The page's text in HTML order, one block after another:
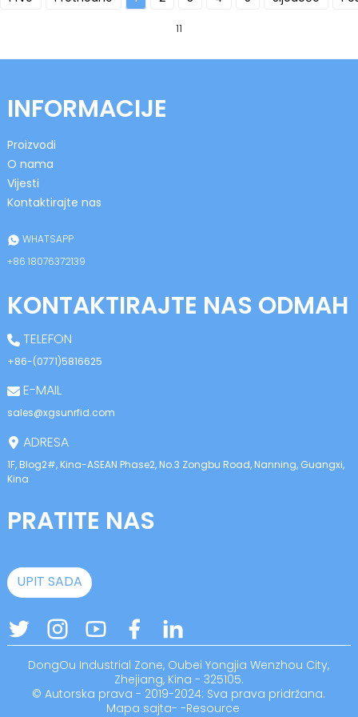
11
INFORMACIJE
Proizvodi
O nama
Vijesti
Kontaktirajte nas
WHATSAPP
+86 18076372139
KONTAKTIRAJTE NAS ODMAH
TELEFON
+86-(0771)5816625
E-MAIL
sales@xgsunrfid.com
ADRESA
1F, Blog2#, Kina-ASEAN Phase2, No.3 Zongbu Road, Nanning, Guangxi,
Kina
PRATITE NAS
UPIT SADA
DongOu Industrial Zone, Oubei Yongjia Wenzhou City,
Zhejiang, Kina - 325105.
© Autorska prava - 2019-2024: Sva prava pridržana.
Mapa sajta- -Resource